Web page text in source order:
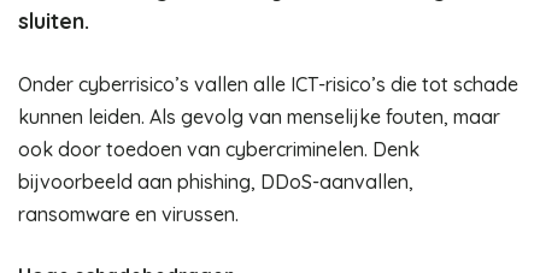
sluiten.
Onder cyberrisico’s vallen alle ICT-risico’s die tot schade
kunnen leiden. Als gevolg van menselijke fouten, maar
ook door toedoen van cybercriminelen. Denk
bijvoorbeeld aan phishing, DDoS-aanvallen,
ransomware en virussen.